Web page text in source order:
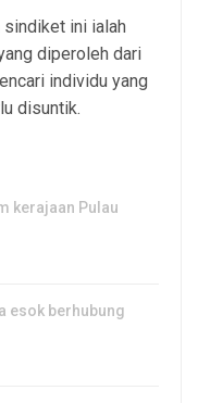
sindiket ini ialah
diperoleh dari
individu yang
disuntik.
kerajaan Pulau
esok berhubung